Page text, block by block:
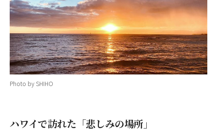
Photo by SHIHO
ハワイで訪れた「悲しみの場所」